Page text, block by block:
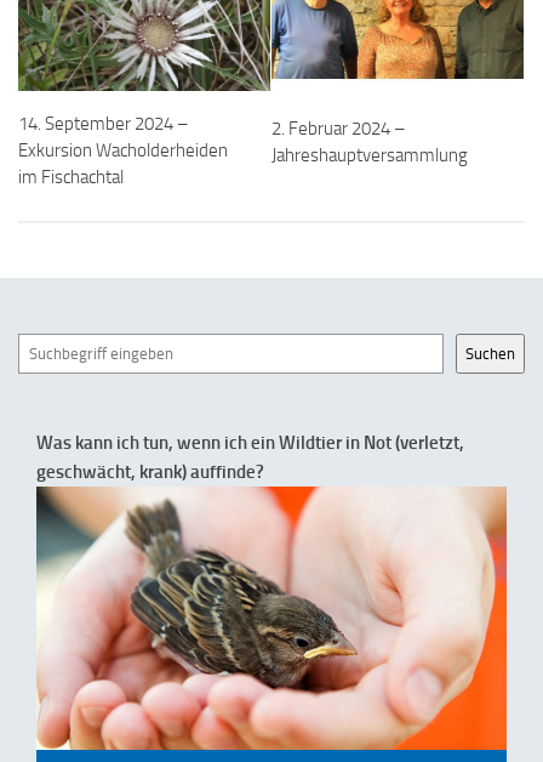
14. September 2024 –
Exkursion Wacholderheiden
im Fischachtal
2. Februar 2024 –
Jahreshauptversammlung
Suchen Suchen
Was kann ich tun, wenn ich ein Wildtier in Not (verletzt,
geschwächt, krank) auffinde?